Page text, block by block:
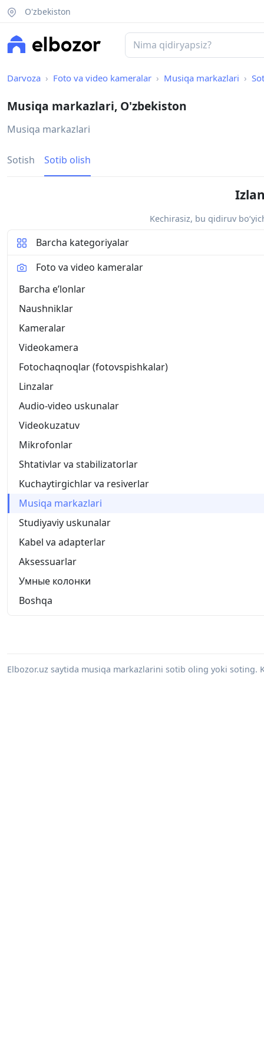
O'zbekiston
Darvoza Foto va video kameralar Musiqa markazlari
Musiqa markazlari, O'zbekiston
Musiqa markazlari
Sotish Sotib olish
Kechirasiz, bu qidiruv
Barcha kategoriyalar
Foto va video kameralar
Barcha eʼlonlar
Naushniklar
Kameralar
Videokamera
Fotochaqnoqlar (fotovspishkalar)
Linzalar
Audio-video uskunalar
Videokuzatuv
Mikrofonlar
Shtativlar va stabilizatorlar
Kuchaytirgichlar va resiverlar
Musiqa markazlari
Studiyaviy uskunalar
Kabel va adapterlar
Aksessuarlar
Умные колонки
Boshqa
Elbozor.uz saytida musiqa markazlarini sotib oling yoki